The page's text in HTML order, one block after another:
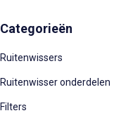
Categorieën
Ruitenwissers
Ruitenwisser onderdelen
Filters